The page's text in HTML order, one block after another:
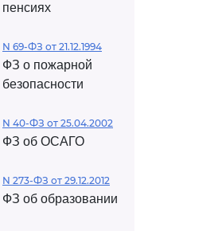
пенсиях
N 69-ФЗ от 21.12.1994
ФЗ о пожарной
безопасности
N 40-ФЗ от 25.04.2002
ФЗ об ОСАГО
N 273-ФЗ от 29.12.2012
ФЗ об образовании